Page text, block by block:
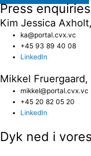
Press enquiries
Kim Jessica
ka@portal.cvx.vc​
+45 93 89 40 08
LinkedIn
Mikkel Fruergaard,
mikkel@portal.cvx.vc
+45 20 82 05 20
LinkedIn
Dyk ned i